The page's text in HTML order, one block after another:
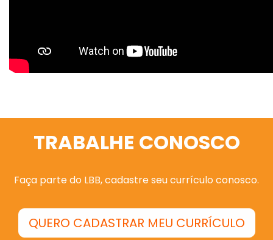
TRABALHE CONOSCO
Faça parte do LBB, cadastre seu currículo conosco.
QUERO CADASTRAR MEU CURRÍCULO